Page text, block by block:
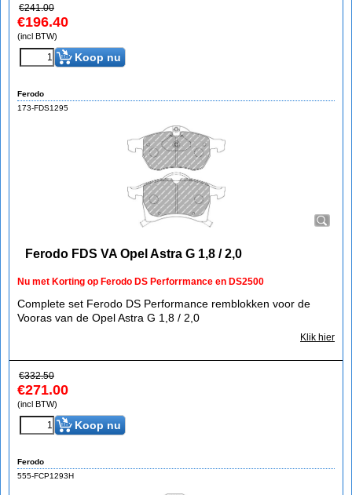
€241.00
€196.40
(incl BTW)
Koop nu
Ferodo
173-FDS1295
Ferodo FDS VA Opel Astra G 1,8 / 2,0
Nu met Korting op Ferodo DS Perforrmance en DS2500
Complete set Ferodo DS Performance remblokken voor de
Vooras van de Opel Astra G 1,8 / 2,0
Klik hier
€332.50
€271.00
(incl BTW)
Koop nu
Ferodo
555-FCP1293H